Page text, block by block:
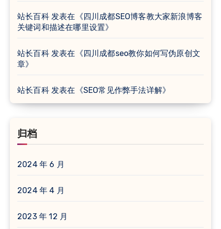
站长百科发表在《四川成都SEO博客教大家新浪博客
关键词和描述在哪里设置》
站长百科发表在《四川成都seo教你如何写伪原创文
章》
站长百科发表在《SEO常见作弊手法详解》
归档
2024 年 6 月
2024 年 4 月
2023 年 12 月